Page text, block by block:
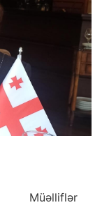
Müəlliflər